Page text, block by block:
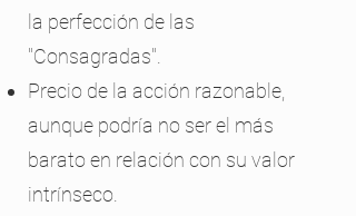
la perfección de las
"Consagradas".
Precio de la acción razonable,
aunque podría no ser el más
barato en relación con su valor
intrínseco.